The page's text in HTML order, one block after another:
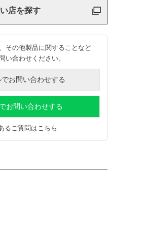
店を探す
その他製品に関することなど
い合わせください。
でお問い合わせする
お問い合わせする
るご質問はこちら